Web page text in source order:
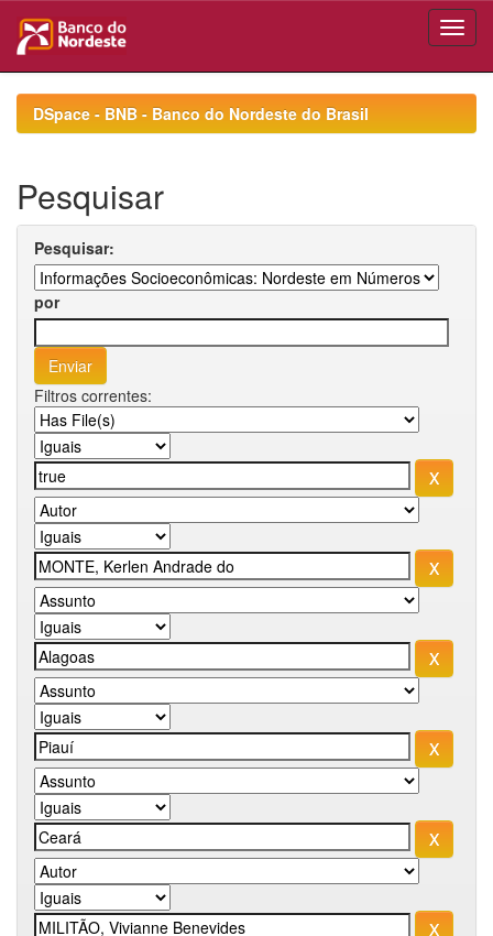
navigationDSpace - BNB - Banco do Nordeste do Brasil
Pesquisar
Pesquisar:
por
Filtros correntes: